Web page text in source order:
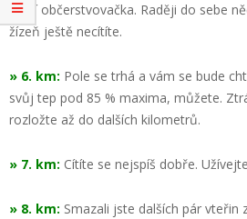
první občerstvovačka. Raději do sebe
žízeň ještě necítíte.
» 6. km: Pole se trhá a vám se bude
svůj tep pod 85 % maxima, můžete.
rozložte až do dalších kilometrů.
» 7. km: Cítíte se nejspíš dobře.
» 8. km: Smazali jste dalších pár vteřin